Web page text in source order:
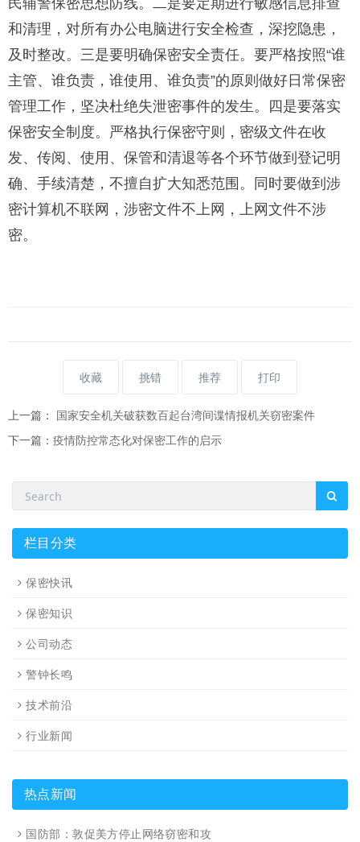
民辅警保密思想防线。二是要定期进行敏感信息排查
和清理，对所有办公电脑进行安全检查，深挖隐患，
及时整改。三是要明确保密安全责任。要严格按照“谁
主管、谁负责，谁使用、谁负责”的原则做好日常保密
管理工作，坚决杜绝失泄密事件的发生。四是要落实
保密安全制度。严格执行保密守则，密级文件在收
发、传阅、使用、保管和清退等各个环节做到登记明
确、手续清楚，不擅自扩大知悉范围。同时要做到涉
密计算机不联网，涉密文件不上网，上网文件不涉
密。
收藏 挑错 推荐 打印
上一篇： 国家安全机关破获数百起台湾间谍情报机关窃密案件
下一篇： 疫情防控常态化对保密工作的启示
栏目分类
保密快讯
保密知识
公司动态
警钟长鸣
技术前沿
行业新闻
热点新闻
国防部：敦促美方停止网络窃密和攻